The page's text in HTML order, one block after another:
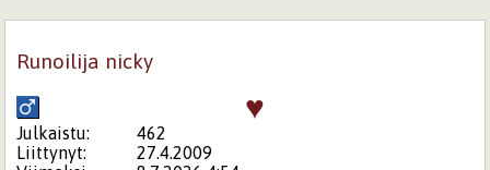
Runoilija nicky
♥
Julkaistu:
462
Liittynyt:
27.4.2009